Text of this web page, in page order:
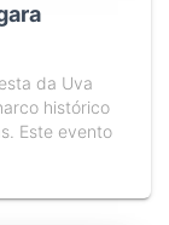
da Uva
histórico
Este evento